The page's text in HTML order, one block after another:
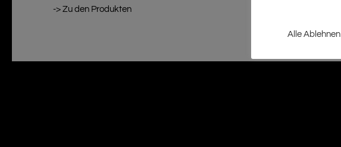
-> Zu den Produkten
Alle Ablehnen